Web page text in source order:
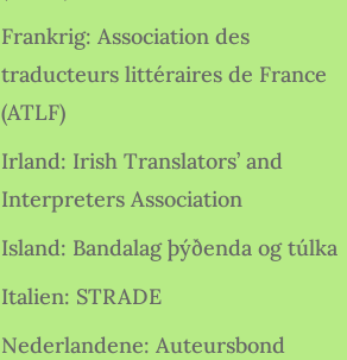
Frankrig: Association des
traducteurs littéraires de France
(ATLF)
Irland: Irish Translators’ and
Interpreters Association
Island: Bandalag þýðenda og túlka
Italien: STRADE
Nederlandene: Auteursbond